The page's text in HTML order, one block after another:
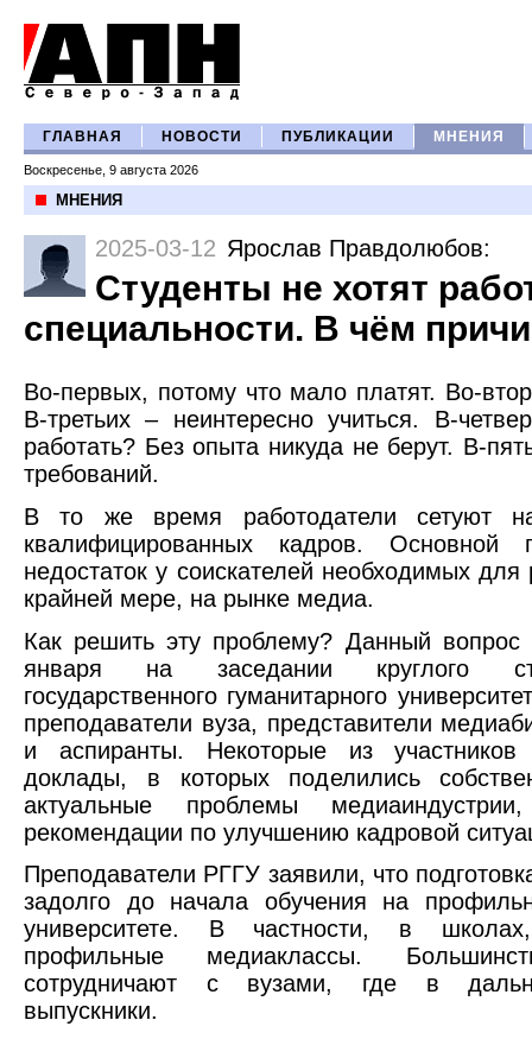
ГЛАВНАЯ НОВОСТИ ПУБЛИКАЦИИ МНЕНИЯ
Воскресенье, 9 августа 2026
МНЕНИЯ
2025-03-12 Ярослав Правдолюбов:
Студенты не хотят
специальности. В чём
Во-первых, потому что мало платят. Во-
В-третьих – неинтересно учиться. В-
работать? Без опыта никуда не берут. В-
требований.
В то же время работодатели сетуют
квалифицированных кадров. Основной
недостаток у соискателей необходимых
крайней мере, на рынке медиа.
Как решить эту проблему? Данный
января на заседании круглого
государственного гуманитарного
преподаватели вуза, представители
и аспиранты. Некоторые из участников
доклады, в которых поделились
актуальные проблемы
рекомендации по улучшению кадровой
Преподаватели РГГУ заявили, что
задолго до начала обучения на
университете. В частности, в
профильные медиаклассы.
сотрудничают с вузами, где в
выпускники.